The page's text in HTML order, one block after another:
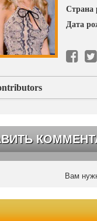
Страна
Дата
Вам